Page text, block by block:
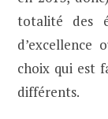
totalité des
choix qui est
différents.